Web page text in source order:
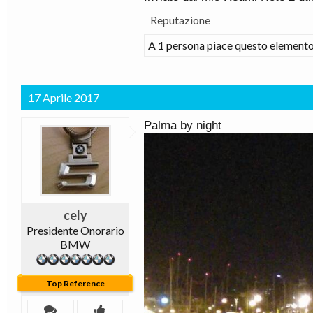
Reputazione
A 1 persona piace questo
17 Aprile 2017
cely
Presidente Onorario
BMW
Top Reference
Palma by night